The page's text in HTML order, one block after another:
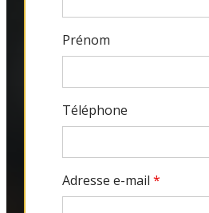
Prénom
Téléphone
Adresse e-mail *